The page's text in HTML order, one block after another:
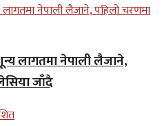
लागतमा नेपाली लैजाने,
जाँदै